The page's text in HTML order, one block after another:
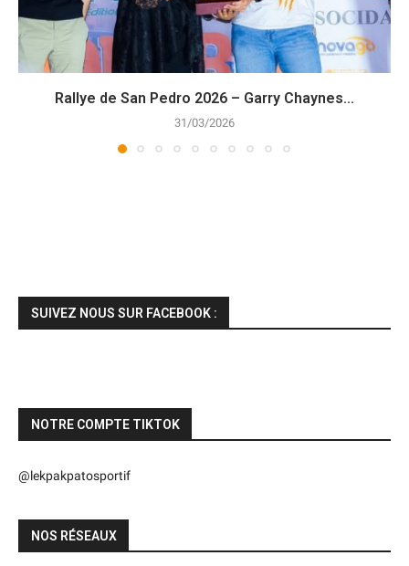
Rallye de San Pedro 2026 – Garry Chaynes...
31/03/2026
SUIVEZ NOUS SUR FACEBOOK :
NOTRE COMPTE TIKTOK
@lekpakpatosportif
NOS RÉSEAUX